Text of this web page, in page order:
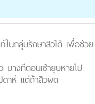
ในกลุ่มรักษาสิวได้ เพื่อช่วย
บางทีตอนเช้ายุบหายไป
ดาห์ แต่ถ้าสิวผด